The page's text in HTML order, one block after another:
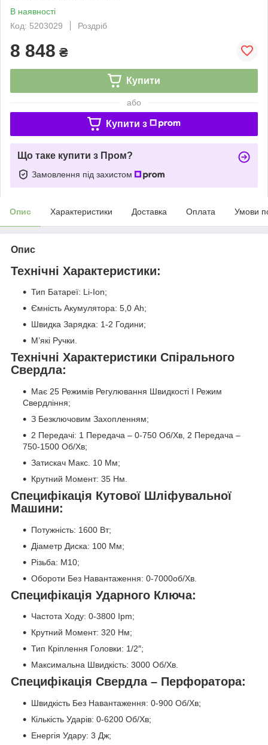
В наявності
Код: 5203029
Роздріб
8 848 ₴
Купити
або
Купити з
Що таке купити з Пром?
Замовлення під захистом
Опис Характеристики Доставка Оплата Умови
Опис
Технічні Характеристики:
Тип Батареї: Li-Ion;
Ємність Акумулятора: 5,0 Ah;
Швидка Зарядка: 1-2 Години;
М’які Ручки.
Технічні Характеристики Спірального
Свердла:
Має 25 Режимів Регулювання Швидкості І Режим
Свердління;
З Безключовим Захопленням;
2 Передачі: 1 Передача – 0-750 Об/Хв, 2 Передача –
750-1500 Об/Хв;
Затискач Макс. 10 Мм;
Крутний Момент: 35 Нм.
Специфікація Кутової Шліфувальної
Машини:
Потужність: 1600 Вт;
Діаметр Диска: 100 Мм;
Різьба: М10;
Обороти Без Навантаження: 0-7000об/Хв.
Специфікація Ударного Ключа:
Частота Ходу: 0-3800 Ipm;
Крутний Момент: 320 Нм;
Тип Кріплення Головки: 1/2″;
Максимальна Швидкість: 3000 Об/Хв.
Специфікація Свердла – Перфоратора:
Швидкість Без Навантаження: 0-900 Об/Хв;
Кількість Ударів: 0-6200 Об/Хв;
Енергія Удару: 3 Дж;